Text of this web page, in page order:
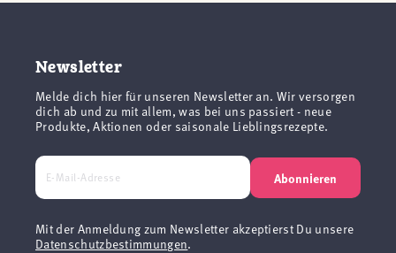
Newsletter
Melde dich hier für unseren Newsletter an. Wir versorgen
dich ab und zu mit allem, was bei uns passiert - neue
Produkte, Aktionen oder saisonale Lieblingsrezepte.
Abonnieren
Mit der Anmeldung zum Newsletter akzeptierst Du unsere
Datenschutzbestimmungen.